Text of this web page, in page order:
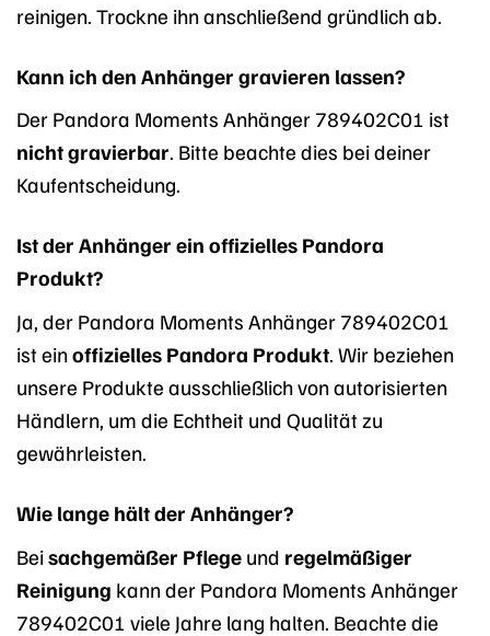
reinigen. Trockne ihn anschließend gründlich ab.
Kann ich den Anhänger gravieren lassen?
Der Pandora Moments Anhänger 789402C01 ist
nicht gravierbar. Bitte beachte dies bei deiner
Kaufentscheidung.
Ist der Anhänger ein offizielles Pandora
Produkt?
Ja, der Pandora Moments Anhänger 789402C01
ist einoffizielles Pandora Produkt. Wir beziehen
unsere Produkte ausschließlich von autorisierten
Händlern, um die Echtheit und Qualität zu
gewährleisten.
Wie lange hält der Anhänger?
Beisachgemäßer Pflege und regelmäßiger
Reinigung kann der Pandora Moments Anhänger
789402C01 viele Jahre lang halten. Beachte die